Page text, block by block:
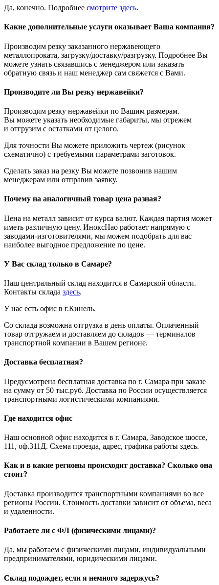
Да, конечно. Подробнее смотрите здесь.
Какие дополнительные услуги оказывает Ваша компания?
Производим резку заказанного нержавеющего
металлопроката, загрузку/доставку/разгрузку. Подробнее Вы
можете узнать связавшись с менеджером или заказать
обратную связь и наш менеджер сам свяжется с Вами.
Производите ли Вы резку нержавейки?
Производим резку нержавейки по Вашим размерам.
Вы можете указать необходимые габариты, мы отрежем
и отгрузим с остатками от целого.
Для точности Вы можете приложить чертеж (рисунок
схематично) с требуемыми параметрами заготовок.
Сделать заказ на резку Вы можете позвонив нашим
менеджерам или отправив заявку.
Почему на аналогичный товар цена разная?
Цена на металл зависит от курса валют. Каждая партия может
иметь различную цену. ИноксНао работает напрямую с
заводами-изготовителями, мы можем подобрать для вас
наиболее выгодное предложение по цене.
У Вас склад только в Самаре?
Наш центральный склад находится в Самарской области.
Контакты склада здесь.
У нас есть офис в г.Кинель.
Со склада возможна отгрузка в день оплаты. Оплаченный
товар отгружаем и доставляем до складов — терминалов
транспортной компании в Вашем регионе.
Доставка бесплатная?
Предусмотрена бесплатная доставка по г. Самара при заказе
на сумму от 50 тыс.руб. Доставка по России осуществляется
транспортными логистическими компаниями.
Где находится офис
Наш основной офис находится в г. Самара, Заводское шоссе,
111, оф.311Д. Схема проезда, адрес, графика работы здесь.
Как и в какие регионы происходит доставка? Сколько она
стоит?
Доставка производится транспортными компаниями во все
регионы России. Стоимость доставки зависит от объема, веса
и удаленности.
Работаете ли с ФЛ (физическими лицами)?
Да, мы работаем с физическими лицами, индивидуальными
предпринимателями, юридическими лицами.
Склад подождет, если я немного задержусь?